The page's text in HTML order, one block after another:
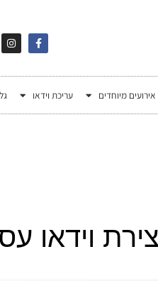
אירועים מיוחדים עריכת וידאו
וידאו